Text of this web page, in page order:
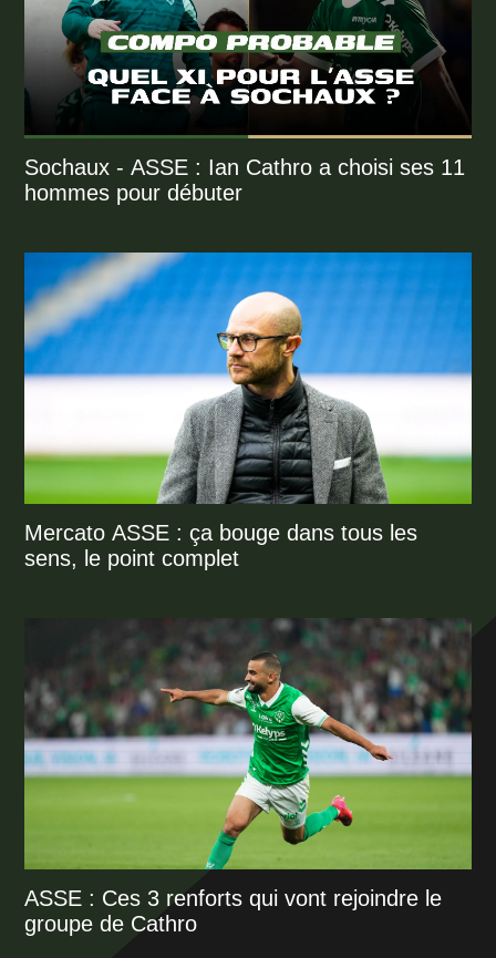
Sochaux - ASSE : Ian Cathro a choisi ses 11
hommes pour débuter
Mercato ASSE : ça bouge dans tous les
sens, le point complet
ASSE : Ces 3 renforts qui vont rejoindre le
groupe de Cathro